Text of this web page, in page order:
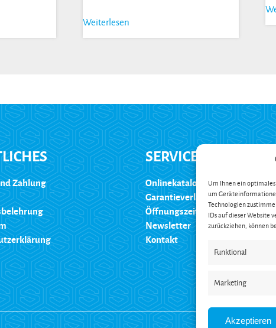
Um Ihnen ein
um
Technologien
IDs auf dieser Website
zurückziehen, können
Funktional
Marketing
Akzeptieren
Weiterlesen
Zahlung
SERVICE
Onlinekatalog
Garantieverlängerung
Öffnungszeiten
Newsletter
Kontakt